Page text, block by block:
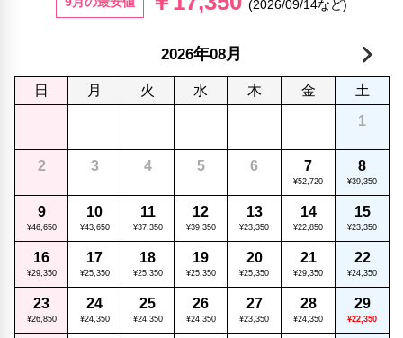
(2026/09/14など)
2026年08月
日 月 火 水 木 金
土
1
2 3 4 5 6 7
¥52,720
8
¥39,350
9
¥46,650
10
¥43,650
11
¥37,350
12
¥39,350
13
¥23,350
14
¥22,850
15
¥23,350
16
¥29,350
17
¥25,350
18
¥25,350
19
¥25,350
20
¥25,350
21
¥29,350
22
¥24,350
23
¥26,850
24
¥24,350
25
¥24,350
26
¥24,350
27
¥23,350
28
¥24,350
29
¥22,350